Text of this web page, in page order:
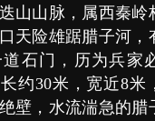
山山脉，属西秦岭
天险雄踞腊子河，
石门，历为兵家
约30米，宽近8米
壁，水流湍急的腊